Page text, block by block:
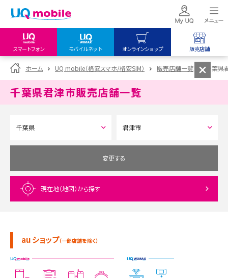
スマートフォン モバイルネット オンラインショップ 販売店舗
my UQ WiMAX
UQ WiMAX ご契約の方
My UQ mobile
データチャージサイト
UQ mobile
オンラインショップ
UQ WiMAX
UQ mobile
販売店舗
UQ WiMAX
ホーム UQ mobile（格安スマホ/格安SIM） 販売店舗一覧 千葉県
千葉県君津市販売店舗一覧
変更する
現在地（地図）から探す
au ショップ（一部店舗を除く）